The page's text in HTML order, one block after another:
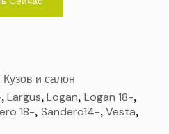
и салон
,Largus,Logan, Logan 18-,
18-, Sandero14-, Vesta,